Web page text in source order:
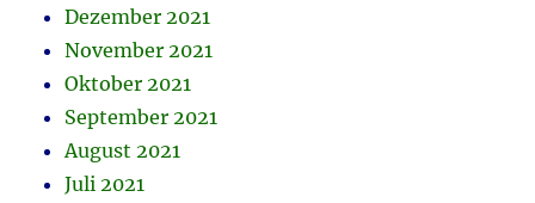
Dezember 2021
November 2021
Oktober 2021
September 2021
August 2021
Juli 2021